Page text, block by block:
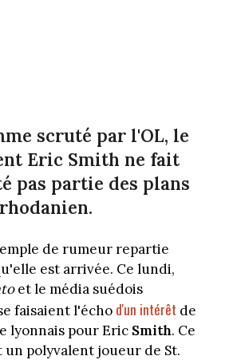
scruté par l'OL, le
Eric Smith ne fait
pas partie des plans
de rumeur repartie
est arrivée. Ce lundi,
et le média suédois
faisaient l'échod'un intérêt de
lyonnais pour Eric Smith. Ce
polyvalent joueur de St.